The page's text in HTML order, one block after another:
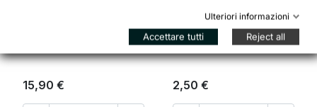
15,90 €
riflettenti Smily
arancione, 1 x Ø 5 cm, 4
x Ø 2,5 cm
2,50 €
Ulteriori informazioni
Accettare tutti Reject all